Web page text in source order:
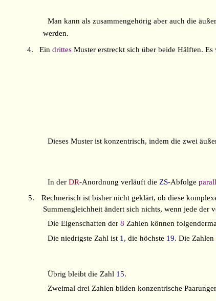
Man kann als zusammengehörig aber auch die
werden.
4.
Eindrittes Muster erstreckt sich über beide Hälften.
Dieses Muster ist konzentrisch, indem die zwei
In derDR-Anordnung verläuft die ZS-Abfolge
5.
Rechnerisch ist bisher nicht geklärt, ob diese
Summengleichheit ändert sich nichts, wenn jede der
Die Eigenschaften der8 Zahlen können
Die niedrigste Zahl ist 1 , die höchste 19. Die Zahlen
Übrig bleibt die Zahl 15.
Zweimal drei Zahlen bilden konzentrische